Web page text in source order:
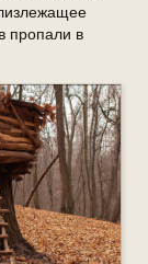
пропали в